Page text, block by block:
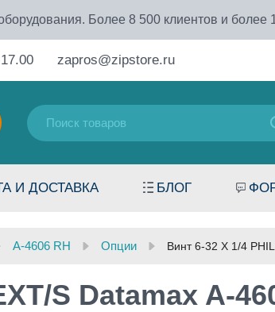
Более 8 500 клиентов и более
zapros@zipstore.ru
И ДОСТАВКА БЛОГ
A-4606 RH Опции Винт 6-32 X 1/4
S Datamax A-